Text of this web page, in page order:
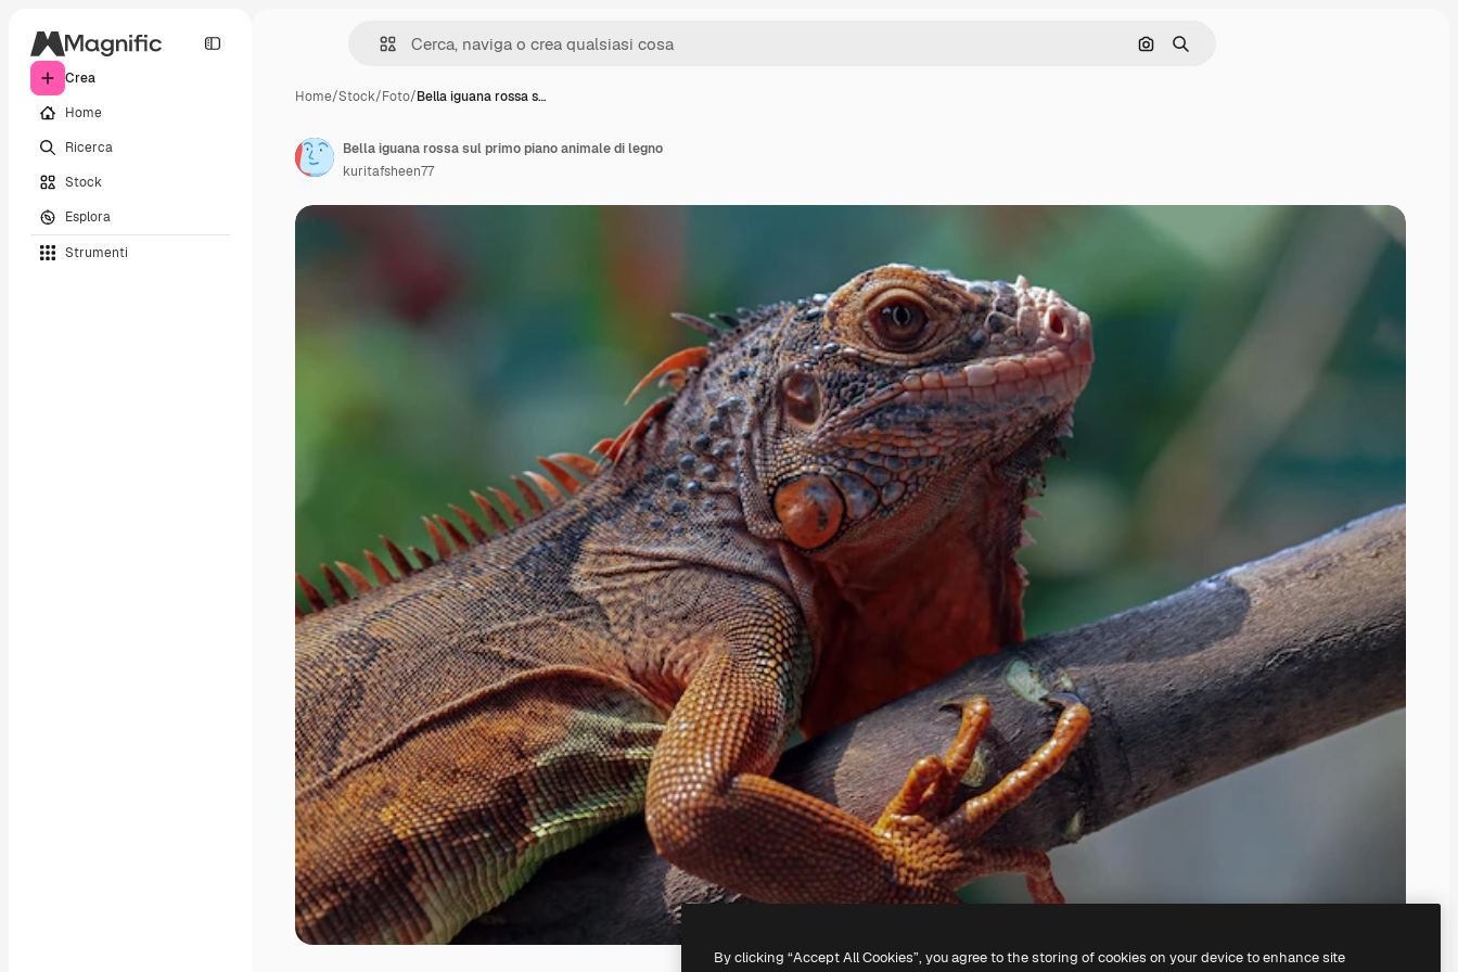
Crea
Home
Ricerca
Stock
Esplora
Strumenti
Cerca per immagine
Ricerca
Home/Stock/Foto/Bella iguana rossa s…
Bella iguana rossa sul primo piano animale di legno
kuritafsheen77
By clicking “Accept All Cookies”, you agree to the storing of cookies on your device to enhance site